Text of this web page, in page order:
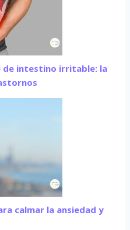
de intestino irritable: la
calmar la ansiedad y